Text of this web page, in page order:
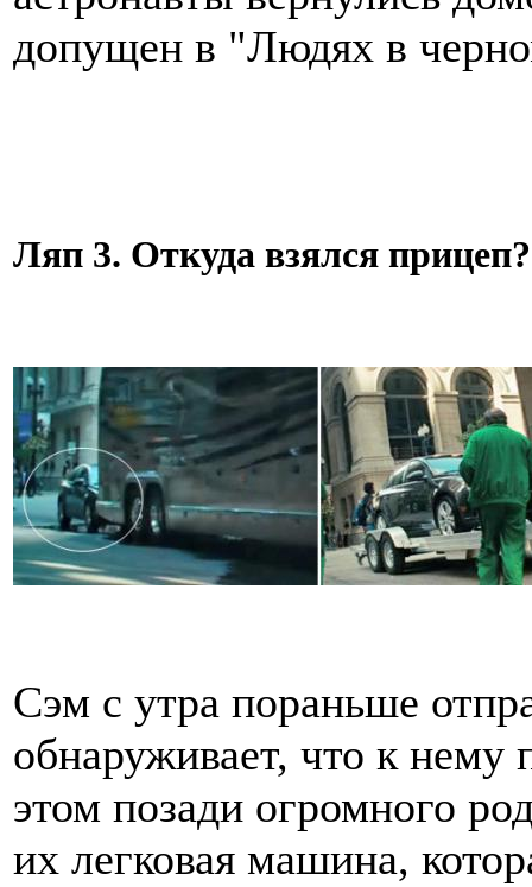
допущен в "Людях в
Ляп 3. Откуда взялся прицеп?
Сэм с утра пораньше
обнаруживает, что к нему
этом позади огромного
их легковая машина,